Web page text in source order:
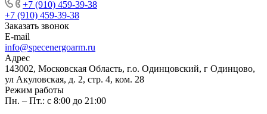
+7 (910) 459-39-38
+7 (910) 459-39-38
Заказать звонок
E-mail
info@specenergoarm.ru
Адрес
143002, Московская Область, г.о. Одинцовский, г Одинцово,
ул Акуловская, д. 2, стр. 4, ком. 28
Режим работы
Пн. – Пт.: с 8:00 до 21:00